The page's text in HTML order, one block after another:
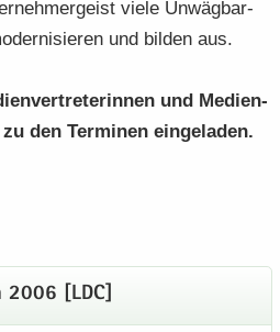
viele Un­wäg­bar­
und bil­den aus.
und Me­di­en­
den Ter­mi­nen ein­ge­la­den.
2006 [LDC]